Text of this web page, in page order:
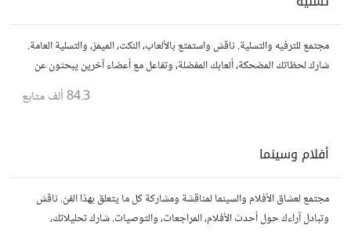
مجتمع للترفيه والتسلية. ناقش واستمتع بالألعاب، النكت، الميمز، والتسلية العامة.
شارك لحظاتك المضحكة، ألعابك المفضلة، وتفاعل مع أعضاء آخرين يبحثون عن
84.3 ألف متابع
أفلام وسينما
مجتمع لعشاق الأفلام والسينما لمناقشة ومشاركة كل ما يتعلق بهذا الفن. ناقش
وتبادل آراءك حول أحدث الأفلام، المراجعات، والتوصيات. شارك تحليلاتك،